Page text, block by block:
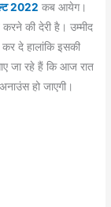
2022 कब आयेग।
करने की देरी है। उम्मीद
कर दे हालांकि इसकी
जा रहे हैं कि आज रात
हो जाएगी।